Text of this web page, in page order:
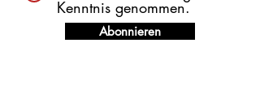
Kenntnis genommen.
Abonnieren